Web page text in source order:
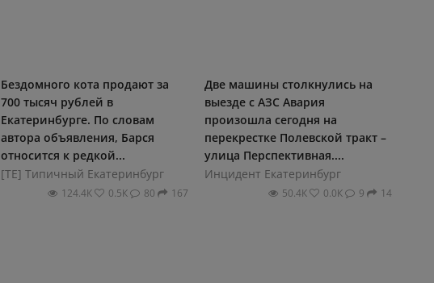
Бездомного кота продают за
700 тысяч рублей в
Екатеринбурге. По словам
автора объявления, Барся
относится к редкой...
[ТЕ] Типичный Екатеринбург
124.4К 0.5К 80 167
Две машины столкнулись на
выезде с АЗС Авария
произошла сегодня на
перекрестке Полевской тракт –
улица Перспективная....
Инцидент Екатеринбург
50.4К 0.0К 9 14